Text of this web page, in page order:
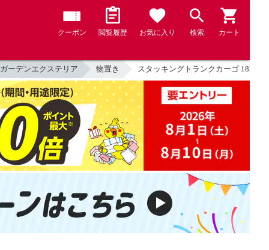
クーポン 閲覧履歴 お気に入り 検索 カート
ガーデンエクステリア 物置き スタッキングトランクカーゴ 18L (2